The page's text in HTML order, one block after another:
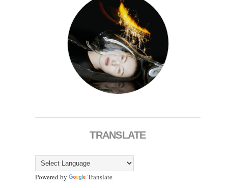
TRANSLATE
Powered by Translate